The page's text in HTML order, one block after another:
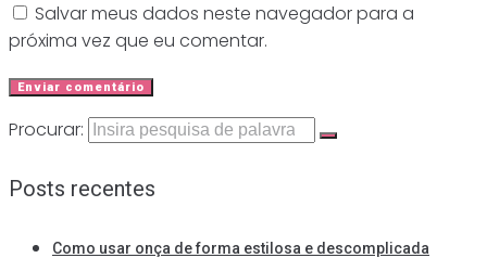
Salvar meus dados neste navegador para a
próxima vez que eu comentar.
Procurar:
Posts recentes
Como usar onça de forma estilosa e descomplicada